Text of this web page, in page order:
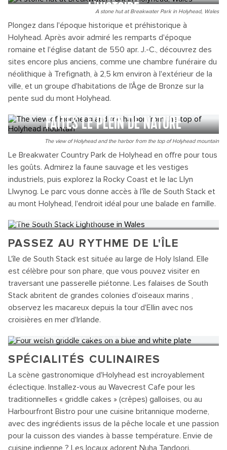
L'HISTOIRE
A stone hut at Breakwater Park in Holyhead, Wales
Plongez dans l'époque historique et préhistorique à
Holyhead. Après avoir admiré les remparts d'époque
romaine et l'église datant de 550 apr. J.-C., découvrez des
sites encore plus anciens, comme une chambre funéraire du
néolithique à Trefignath, à 2,5 km environ à l'extérieur de la
ville, et un groupe d'habitations de l'Âge de Bronze sur la
pente sud du mont Holyhead.
FAITES LE PLEIN DE NATURE
The view of Holyhead and the harbor from the top of Holyhead mountain
Le Breakwater Country Park de Holyhead en offre pour tous
les goûts. Admirez la faune sauvage et les vestiges
industriels, puis explorez la Rocky Coast et le lac Llyn
Llwynog. Le parc vous donne accès à l'île de South Stack et
au mont Holyhead, l'endroit idéal pour une balade en famille.
The South Stack Lighthouse in Wales
PASSEZ AU RYTHME DE L'ÎLE
L'île de South Stack est située au large de Holy Island. Elle
est célèbre pour son phare, que vous pouvez visiter en
traversant une passerelle piétonne. Les falaises de South
Stack abritent de grandes colonies d'oiseaux marins ,
observez les macareux depuis la tour d'Ellin avec nos
croisières en mer d'Irlande.
Four welsh griddle cakes on a blue and white plate
SPÉCIALITÉS CULINAIRES
La scène gastronomique d'Holyhead est incroyablement
éclectique. Installez-vous au Wavecrest Cafe pour les
traditionnelles « griddle cakes » (crêpes) galloises, ou au
Harbourfront Bistro pour une cuisine britannique moderne,
avec des ingrédients issus de la pêche locale et une passion
pour la cuisson des viandes à basse température. Envie de
cuisine indienne ? Les locaux adorent Nuha Tandoori.